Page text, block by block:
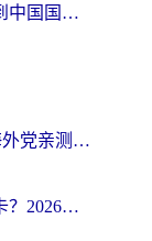
在巴西用陌陌怎么把定位修改到中国国内？海外党必看的回国加速全攻略
玩奇迹MU什么加速器好用？海外党亲测：这款加速器让你告别延迟卡顿！
欧洲怎么玩崩坏：星穹铁道不卡？2026海外玩家国服游戏加速器终极攻略